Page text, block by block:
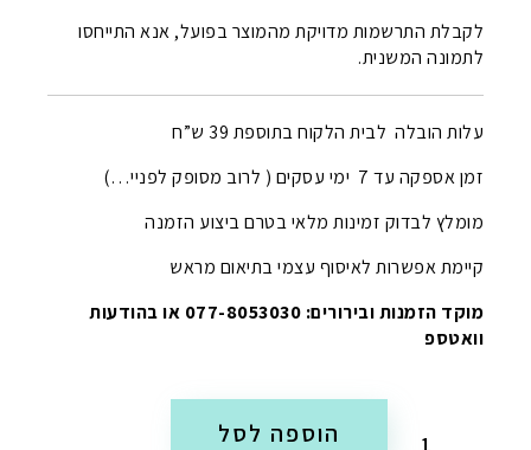
לקבלת התרשמות מדויקת מהמוצר בפועל, אנא התייחסו
לתמונה המשנית.
עלות הובלה לבית הלקוח בתוספת 39 ש”ח
זמן אספקה עד 7 ימי עסקים ( לרוב מסופק לפניי…)
מומלץ לבדוק זמינות מלאי בטרם ביצוע הזמנה
קיימת אפשרות לאיסוף עצמי בתיאום מראש
מוקד הזמנות ובירורים: 077-8053030 או בהודעות
וואטספ
הוספה לסל